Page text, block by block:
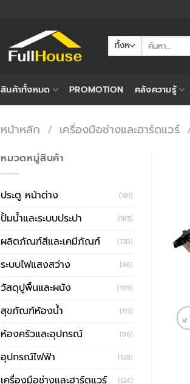
ค้นหา:
สินค้าทั้งหมด PROMOTION คลังความรู้
หน้าหลัก / เครื่องมือช่างและฮาร์ดแวร์
หมวดหมู่สินค้า
ประตู หน้าต่าง (181)
ปั้มน้ำและระบบประปา (185)
ผลิตภัณฑ์สีและเคมีภัณฑ์ (130)
ระบบไฟแสงสว่าง (86)
วัสดุปูพื้นและผนัง (199)
สุขภัณฑ์ห้องน้ำ (115)
ห้องครัวและอุปกรณ์ (86)
อุปกรณ์ไฟฟ้า (138)
เครื่องมือช่างและฮาร์ดแวร์ (134)